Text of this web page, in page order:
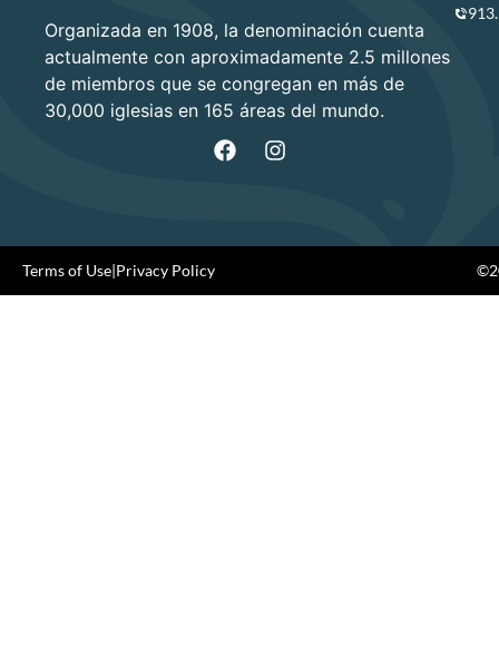
Organizada en 1908, la denominación cuenta
actualmente con aproximadamente 2.5 millones
de miembros que se congregan en más de
30,000 iglesias en 165 áreas del mundo.
Terms of Use|Privacy Policy